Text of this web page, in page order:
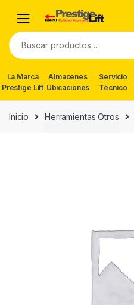
navigation
content
Buscar
por:
La Marca
Prestige Lift
Almacenes
Ubicaciones
Servicio
Técnico
Inicio Herramientas Otros